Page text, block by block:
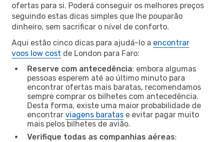
ofertas para si. Poderá conseguir os melhores preços
seguindo estas dicas simples que lhe pouparão
dinheiro, sem sacrificar o nível de conforto.
Aqui estão cinco dicas para ajudá-lo a encontrar
voos low cost de London para Faro:
Reserve com antecedência: embora algumas
pessoas esperem até ao último minuto para
encontrar ofertas mais baratas, recomendamos
sempre comprar os bilhetes com antecedência.
Desta forma, existe uma maior probabilidade de
encontrar viagens baratas e evitar pagar muito
mais pelos bilhetes de avião.
Verifique todas as companhias aéreas: